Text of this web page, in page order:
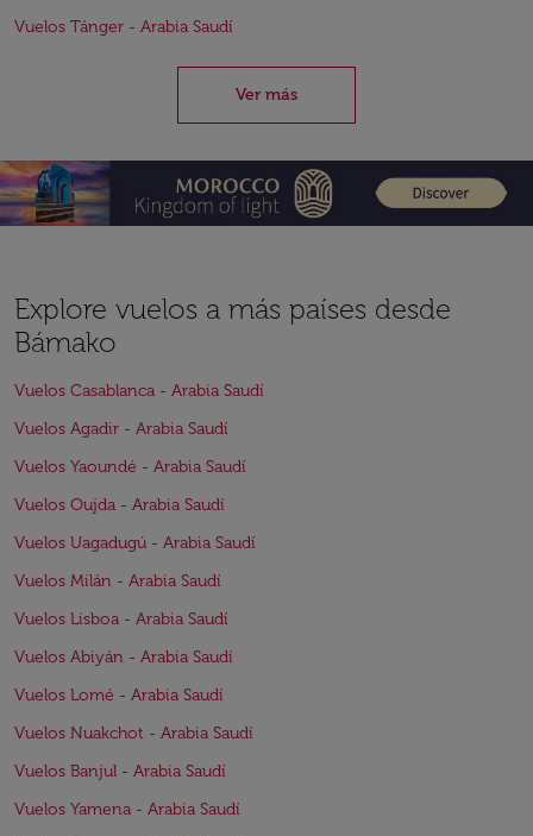
Vuelos Tánger - Arabia Saudí
Ver más
Explore vuelos a más países desde
Bámako
Vuelos Casablanca - Arabia Saudí
Vuelos Agadir - Arabia Saudí
Vuelos Yaoundé - Arabia Saudí
Vuelos Oujda - Arabia Saudí
Vuelos Uagadugú - Arabia Saudí
Vuelos Milán - Arabia Saudí
Vuelos Lisboa - Arabia Saudí
Vuelos Abiyán - Arabia Saudí
Vuelos Lomé - Arabia Saudí
Vuelos Nuakchot - Arabia Saudí
Vuelos Banjul - Arabia Saudí
Vuelos Yamena - Arabia Saudí